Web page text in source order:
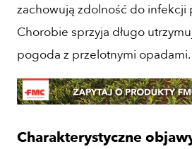
zachowują zdolność do infekcji
Chorobie sprzyja długo
pogoda z przelotnymi opadami.
Charakterystyczne